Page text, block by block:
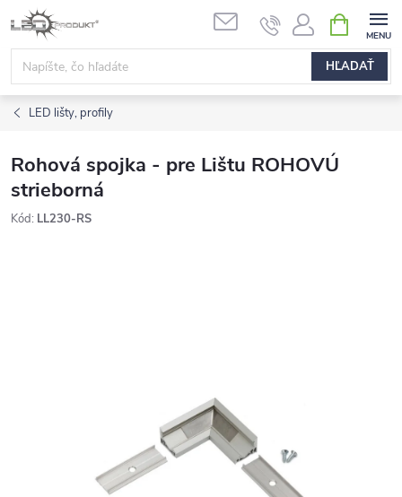
Prejsť
na
obsah
HĽADAŤ
KOŠÍK
LED lišty, profily
Rohová spojka - pre Lištu ROHOVÚ
strieborná
Kód: LL230-RS